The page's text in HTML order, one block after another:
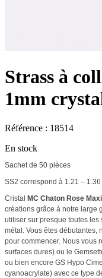
Strass à
1mm
Référence : 18514
En stock
Sachet de 50 pièces
SS2 correspond à 1.21 – 1.36
Cristal MC Chaton Rose
créations grâce à notre large
utiliser sur presque toutes les
métal. Vous êtes débutantes,
pour commencer. Nous vous
surfaces dures) ou le
ou bien encore GS Hypo
cyanoacrylate) avec ce type